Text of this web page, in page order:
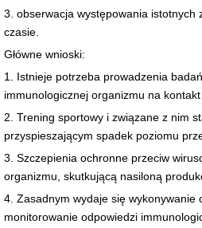
3. obserwacja występowania istotnych
czasie.
Główne wnioski:
1. Istnieje potrzeba prowadzenia
immunologicznej organizmu na kontakt
2. Trening sportowy i związane z nim
przyspieszającym spadek poziomu
3. Szczepienia ochronne przeciw
organizmu, skutkującą nasiloną
4. Zasadnym wydaje się
monitorowanie odpowiedzi